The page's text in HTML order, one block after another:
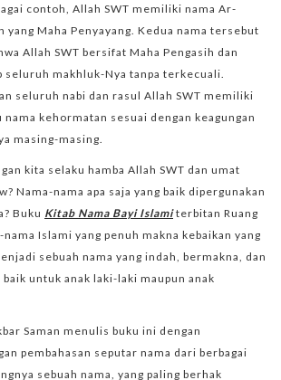
contoh, Allah SWT memiliki nama Ar-
yang Maha Penyayang. Kedua nama tersebut
Allah SWT bersifat Maha Pengasih dan
seluruh makhluk-Nya tanpa terkecuali.
seluruh nabi dan rasul Allah SWT memiliki
nama kehormatan sesuai dengan keagungan
masing-masing.
kita selaku hamba Allah SWT dan umat
Nama-nama apa saja yang baik dipergunakan
Buku Kitab Nama Bayi Islamiterbitan Ruang
Islami yang penuh makna kebaikan yang
sebuah nama yang indah, bermakna, dan
untuk anak laki-laki maupun anak
Saman menulis buku ini dengan
pembahasan seputar nama dari berbagai
sebuah nama, yang paling berhak